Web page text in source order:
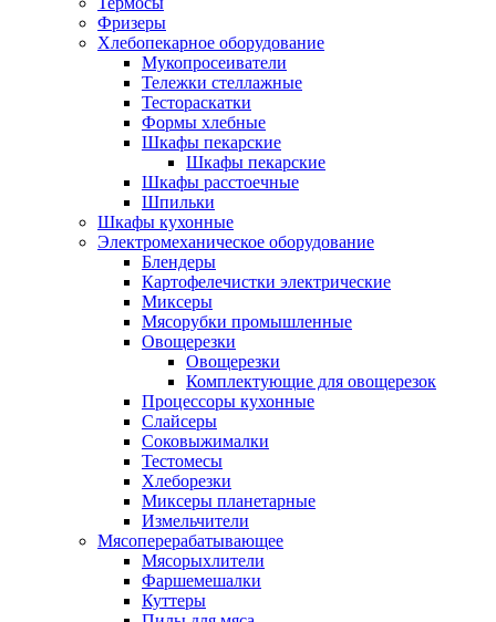
Фризеры
Хлебопекарное оборудование
Мукопросеиватели
Тележки стеллажные
Тестораскатки
Формы хлебные
Шкафы пекарские
Шкафы пекарские
Шкафы расстоечные
Шпильки
Шкафы кухонные
Электромеханическое оборудование
Блендеры
Картофелечистки электрические
Миксеры
Мясорубки промышленные
Овощерезки
Овощерезки
Комплектующие для овощерезок
Процессоры кухонные
Слайсеры
Соковыжималки
Тестомесы
Хлеборезки
Миксеры планетарные
Измельчители
Мясоперерабатывающее
Мясорыхлители
Фаршемешалки
Куттеры